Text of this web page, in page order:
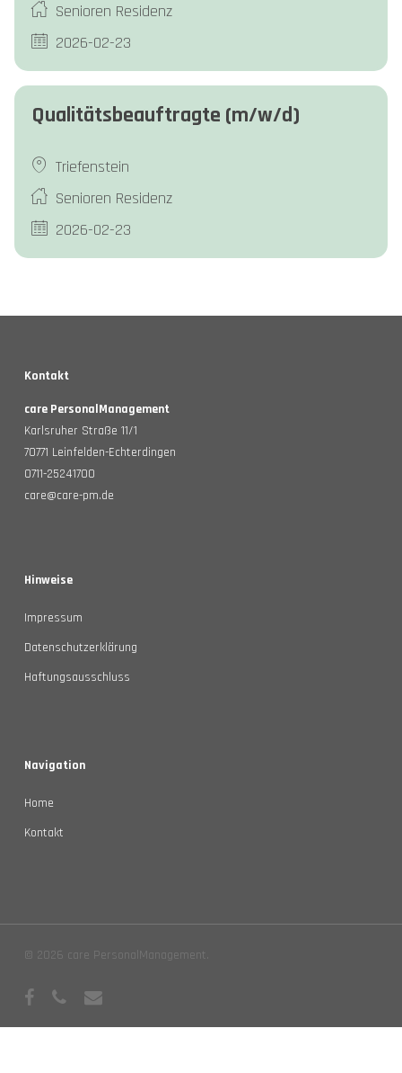
Senioren Residenz
2026-02-23
Qualitätsbeauftragte (m/w/d)
Triefenstein
Senioren Residenz
2026-02-23
Kontakt
care PersonalManagement
Karlsruher Straße 11/1
70771 Leinfelden-Echterdingen
0711-25241700
care@care-pm.de
Hinweise
Impressum
Datenschutzerklärung
Haftungsausschluss
Navigation
Home
Kontakt
© 2026 care PersonalManagement.
facebook
phone email